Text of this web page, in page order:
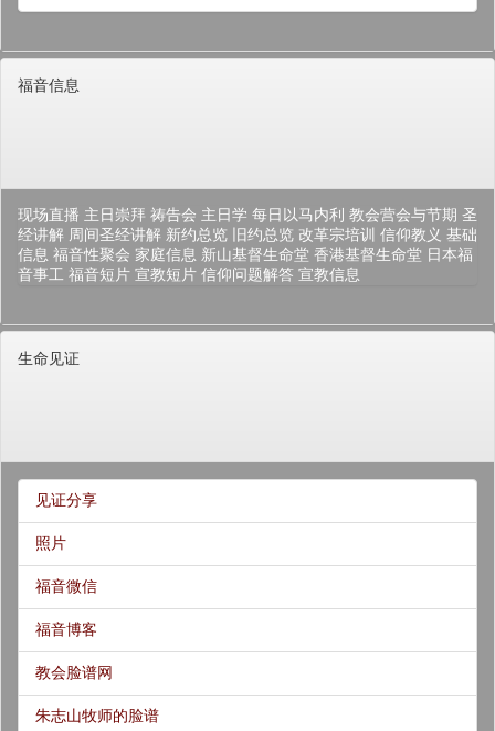
福音信息
现场直播 主日崇拜 祷告会 主日学 每日以马内利 教会营会与节期 圣
经讲解 周间圣经讲解 新约总览 旧约总览 改革宗培训 信仰教义 基础
信息 福音性聚会 家庭信息 新山基督生命堂 香港基督生命堂 日本福
音事工 福音短片 宣教短片 信仰问题解答 宣教信息
生命见证
见证分享
照片
福音微信
福音博客
教会脸谱网
朱志山牧师的脸谱